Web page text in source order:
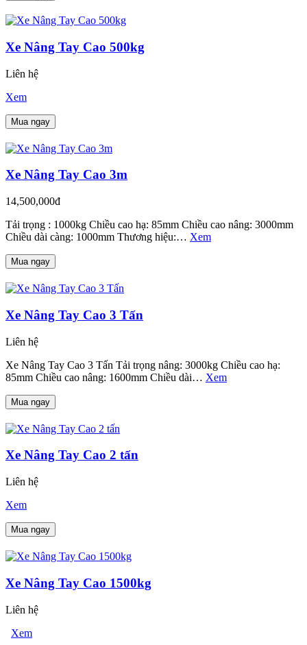
Xe Nâng Tay Cao 500kg
Liên hệ
Xem
Mua ngay
Xe Nâng Tay Cao 3m
14,500,000đ
Tải trọng : 1000kg Chiều cao hạ: 85mm Chiều cao nâng: 3000mm
Chiều dài càng: 1000mm Thương hiệu:… Xem
Mua ngay
Xe Nâng Tay Cao 3 Tấn
Liên hệ
Xe Nâng Tay Cao 3 Tấn Tải trọng nâng: 3000kg Chiều cao hạ:
85mm Chiều cao nâng: 1600mm Chiều dài… Xem
Mua ngay
Xe Nâng Tay Cao 2 tấn
Liên hệ
Xem
Mua ngay
Xe Nâng Tay Cao 1500kg
Liên hệ
Xem